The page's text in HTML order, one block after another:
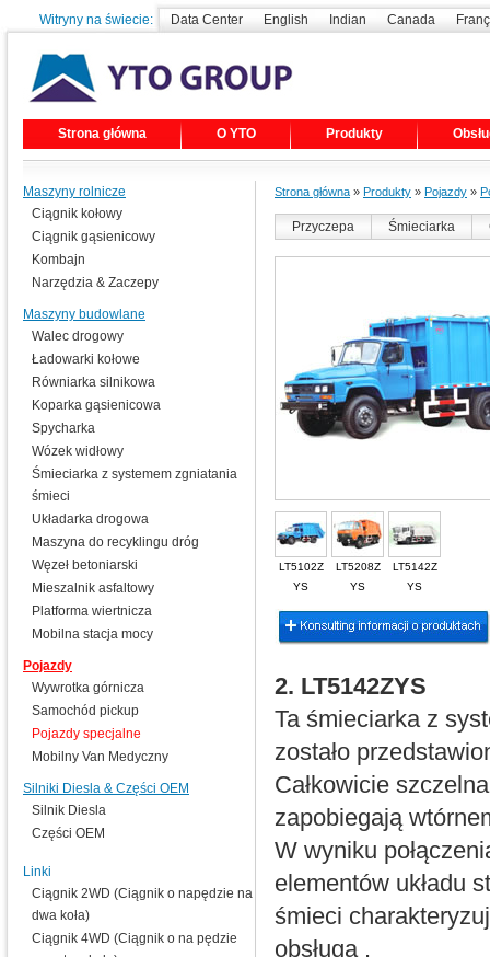
Witryny na świecie: Data Center English Indian Canada
Strona główna O YTO Produkty
Strona główna » Produkty » Pojazdy »
Przyczepa Śmieciarka
LT5102Z
YS
LT5208Z
YS
LT5142Z
YS
2. LT5142ZYS
Ta śmieciarka z
zostało
Całkowicie
zapobiegają
W wyniku
elementów układu
śmieci
obsługą .
Maszyny rolnicze
Ciągnik kołowy
Ciągnik gąsienicowy
Kombajn
Narzędzia & Zaczepy
Maszyny budowlane
Walec drogowy
Ładowarki kołowe
Równiarka silnikowa
Koparka gąsienicowa
Spycharka
Wózek widłowy
Śmieciarka z systemem zgniatania
śmieci
Układarka drogowa
Maszyna do recyklingu dróg
Węzeł betoniarski
Mieszalnik asfaltowy
Platforma wiertnicza
Mobilna stacja mocy
Pojazdy
Wywrotka górnicza
Samochód pickup
Pojazdy specjalne
Mobilny Van Medyczny
Silniki Diesla & Części OEM
Silnik Diesla
Części OEM
Linki
Ciągnik 2WD (Ciągnik o napędzie na
dwa koła)
Ciągnik 4WD (Ciągnik o na pędzie